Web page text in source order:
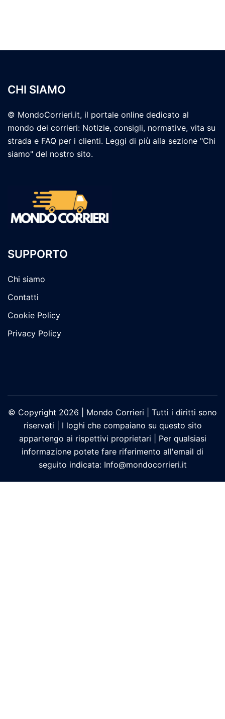
CHI SIAMO
© MondoCorrieri.it, il portale online dedicato al
mondo dei corrieri: Notizie, consigli, normative, vita su
strada e FAQ per i clienti. Leggi di più alla sezione "Chi
siamo" del nostro sito.
SUPPORTO
Chi siamo
Contatti
Cookie Policy
Privacy Policy
© Copyright 2026 | Mondo Corrieri | Tutti i diritti sono
riservati | I loghi che compaiano su questo sito
appartengo ai rispettivi proprietari | Per qualsiasi
informazione potete fare riferimento all'email di
seguito indicata: Info@mondocorrieri.it